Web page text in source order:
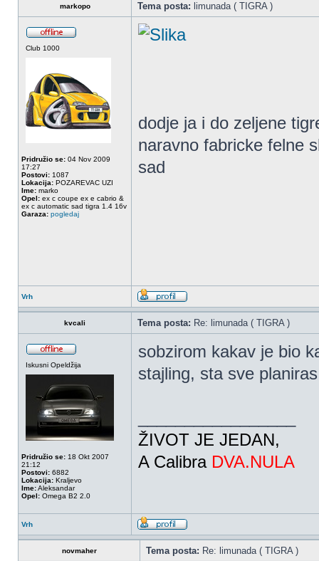
markopo Tema posta: limunada ( TIGRA )
Club 1000
Pridružio se: 04 Nov 2009
17:27
Postovi: 1087
Lokacija: POZAREVAC UZI
Ime: marko
Opel: ex c coupe ex e cabrio &
ex c automatic sad tigra 1.4 16v
Garaza: pogledaj
dodje ja i do zeljene
naravno fabricke felne
sad
Vrh
kvcali Tema posta: Re: limunada ( TIGRA )
Iskusni Opeldžija
Pridružio se: 18 Okt 2007
21:12
Postovi: 6882
Lokacija: Kraljevo
Ime:Aleksandar
Opel: Omega B2 2.0
sobzirom kakav je bio
stajling, sta sve
ŽIVOT JE JEDAN,
A Calibra DVA.NULA
Vrh
novmaher Tema posta: Re: limunada ( TIGRA )